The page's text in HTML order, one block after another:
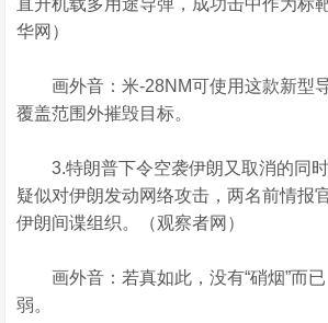
直升机载多用途导弹，成功击中作为标
华网）
画外音：米-28NM可使用这款新型
覆盖范围外摧毁目标。
3.特朗普下令空袭伊朗又取消的同时
疑似对伊朗发动网络攻击，两名前情报
伊朗间谍组织。（观察者网）
画外音：若真如此，没有“硝烟”而已
弱。